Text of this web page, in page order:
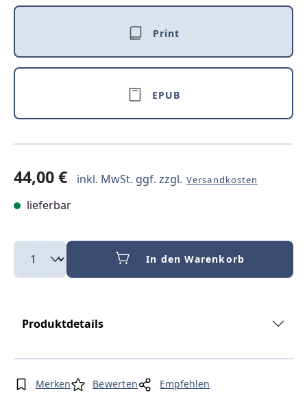
Print
EPUB
44,00 € inkl. MwSt. ggf. zzgl. Versandkosten
lieferbar
In den Warenkorb
Produktdetails
Merken Bewerten Empfehlen